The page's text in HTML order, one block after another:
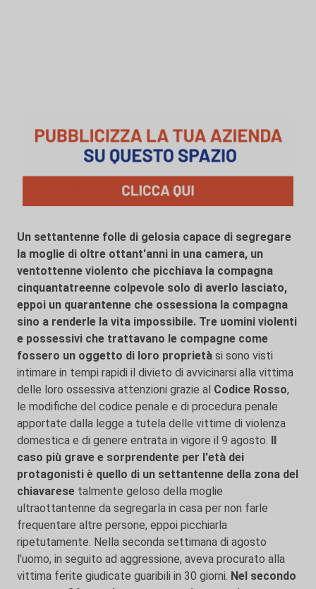
Un settantenne folle di gelosia capace di segregare
la moglie di oltre ottant'anni in una camera, un
ventottenne violento che picchiava la compagna
cinquantatreenne colpevole solo di averlo lasciato,
eppoi un quarantenne che ossessiona la compagna
sino a renderle la vita impossibile. Tre uomini violenti
e possessivi che trattavano le compagne come
fossero un oggetto di loro proprietà si sono visti
intimare in tempi rapidi il divieto di avvicinarsi alla vittima
delle loro ossessiva attenzioni grazie al Codice Rosso,
le modifiche del codice penale e di procedura penale
apportate dalla legge a tutela delle vittime di violenza
domestica e di genere entrata in vigore il 9 agosto. Il
caso più grave e sorprendente per l'età dei
protagonisti è quello di un settantenne della zona del
chiavarese talmente geloso della moglie
ultraottantenne da segregarla in casa per non farle
frequentare altre persone, eppoi picchiarla
ripetutamente. Nella seconda settimana di agosto
l'uomo, in seguito ad aggressione, aveva procurato alla
vittima ferite giudicate guaribili in 30 giorni. Nel secondo